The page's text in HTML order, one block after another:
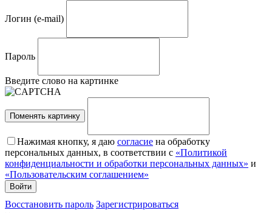
Логин (e-mail)
Пароль
Введите слово на картинке
Поменять картинку
Нажимая кнопку, я даю согласие на обработку
персональных данных, в соответствии с «Политикой
конфиденциальности и обработки персональных данных» и
«Пользовательским соглашением»
Восстановить пароль Зарегистрироваться